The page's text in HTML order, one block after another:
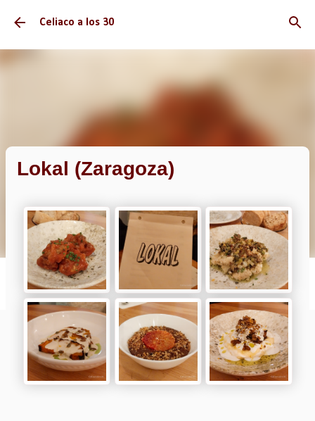
Ir al contenido principal
Celiaco a los 30
Lokal (Zaragoza)